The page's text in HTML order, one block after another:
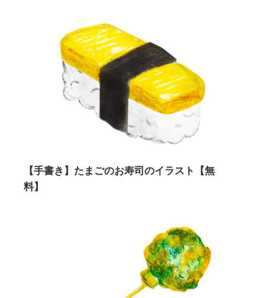
【手書き】たまごのお寿司のイラスト【無
料】